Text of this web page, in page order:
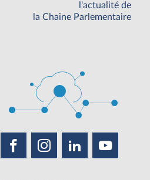
l'actualité de
la Chaine Parlementaire